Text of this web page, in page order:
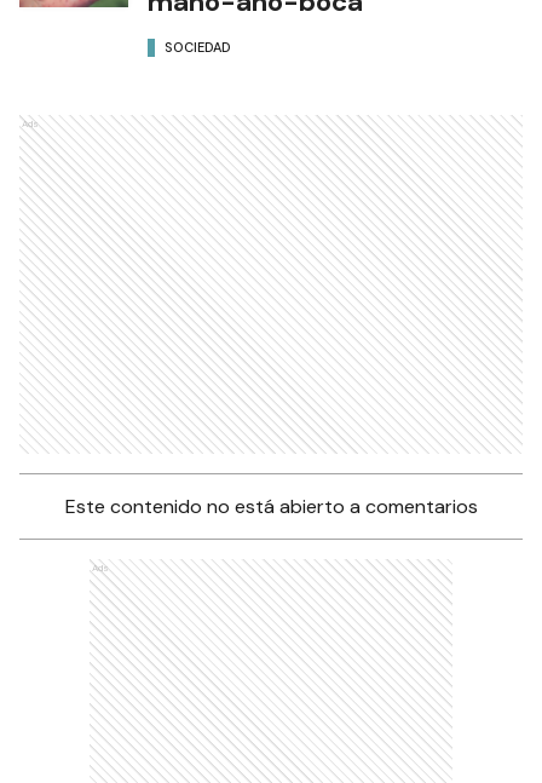
Reiteran cuidados para
conocida como síndrome
mano-ano-boca
SOCIEDAD
Ads
Este contenido no está abierto a comentarios
Ads